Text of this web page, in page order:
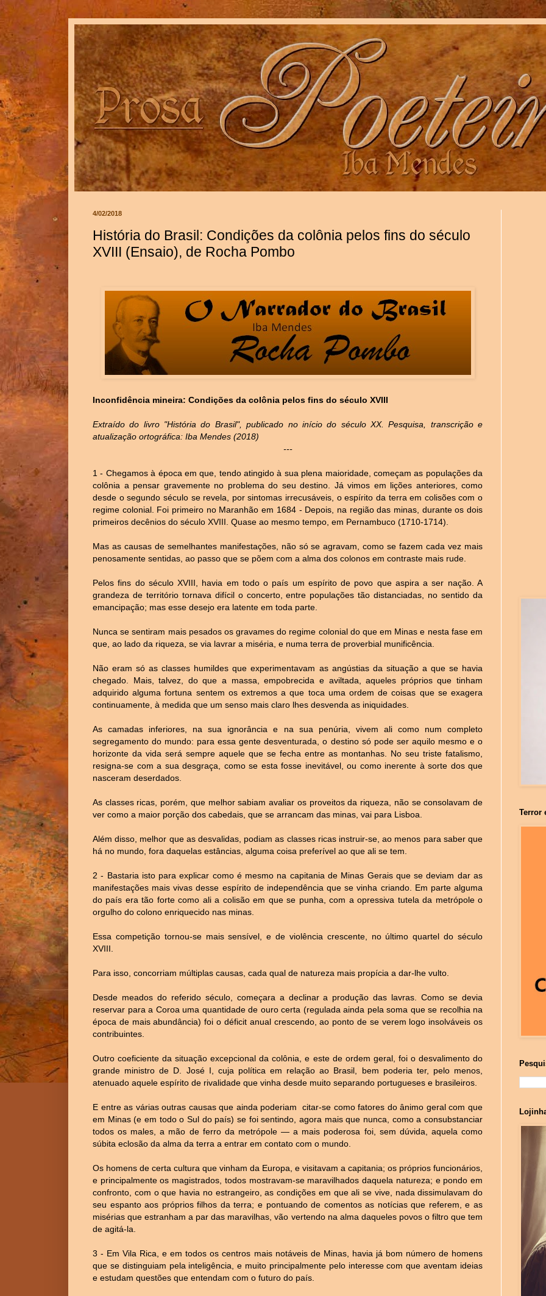
4/02/2018
História do Brasil: Condições da colônia pelos fins do século
XVIII (Ensaio), de Rocha Pombo
Inconfidência mineira: Condições da colônia pelos fins do século XVIII
Extraído do livro "História do Brasil", publicado no início do século XX. Pesquisa, transcrição e
atualização ortográfica: Iba Mendes (2018)
---
1 - Chegamos à época em que, tendo atingido à sua plena maioridade, começam as populações da
colônia a pensar gravemente no problema do seu destino. Já vimos em lições anteriores, como
desde o segundo século se revela, por sintomas irrecusáveis, o espírito da terra em colisões com o
regime colonial. Foi primeiro no Maranhão em 1684 - Depois, na região das minas, durante os dois
primeiros decênios do século XVIII. Quase ao mesmo tempo, em Pernambuco (1710-1714).
Mas as causas de semelhantes manifestações, não só se agravam, como se fazem cada vez mais
penosamente sentidas, ao passo que se põem com a alma dos colonos em contraste mais rude.
Pelos fins do século XVIII, havia em todo o país um espírito de povo que aspira a ser nação. A
grandeza de território tornava difícil o concerto, entre populações tão distanciadas, no sentido da
emancipação; mas esse desejo era latente em toda parte.
Nunca se sentiram mais pesados os gravames do regime colonial do que em Minas e nesta fase em
que, ao lado da riqueza, se via lavrar a miséria, e numa terra de proverbial munificência.
Não eram só as classes humildes que experimentavam as angústias da situação a que se havia
chegado. Mais, talvez, do que a massa, empobrecida e aviltada, aqueles próprios que tinham
adquirido alguma fortuna sentem os extremos a que toca uma ordem de coisas que se exagera
continuamente, à medida que um senso mais claro lhes desvenda as iniquidades.
As camadas inferiores, na sua ignorância e na sua penúria, vivem ali como num completo
segregamento do mundo: para essa gente desventurada, o destino só pode ser aquilo mesmo e o
horizonte da vida será sempre aquele que se fecha entre as montanhas. No seu triste fatalismo,
resigna-se com a sua desgraça, como se esta fosse inevitável, ou como inerente à sorte dos que
nasceram deserdados.
As classes ricas, porém, que melhor sabiam avaliar os proveitos da riqueza, não se consolavam de
ver como a maior porção dos cabedais, que se arrancam das minas, vai para Lisboa.
Além disso, melhor que as desvalidas, podiam as classes ricas instruir-se, ao menos para saber que
há no mundo, fora daquelas estâncias, alguma coisa preferível ao que ali se tem.
2 - Bastaria isto para explicar como é mesmo na capitania de Minas Gerais que se deviam dar as
manifestações mais vivas desse espírito de independência que se vinha criando. Em parte alguma
do país era tão forte como ali a colisão em que se punha, com a opressiva tutela da metrópole o
orgulho do colono enriquecido nas minas.
Essa competição tornou-se mais sensível, e de violência crescente, no último quartel do século
XVIII.
Para isso, concorriam múltiplas causas, cada qual de natureza mais propícia a dar-lhe vulto.
Desde meados do referido século, começara a declinar a produção das lavras. Como se devia
reservar para a Coroa uma quantidade de ouro certa (regulada ainda pela soma que se recolhia na
época de mais abundância) foi o déficit anual crescendo, ao ponto de se verem logo insolváveis os
contribuintes.
Outro coeficiente da situação excepcional da colônia, e este de ordem geral, foi o desvalimento do
grande ministro de D. José I, cuja política em relação ao Brasil, bem poderia ter, pelo menos,
atenuado aquele espírito de rivalidade que vinha desde muito separando portugueses e brasileiros.
E entre as várias outras causas que ainda poderiam citar-se como fatores do ânimo geral com que
em Minas (e em todo o Sul do país) se foi sentindo, agora mais que nunca, como a consubstanciar
todos os males, a mão de ferro da metrópole — a mais poderosa foi, sem dúvida, aquela como
súbita eclosão da alma da terra a entrar em contato com o mundo.
Os homens de certa cultura que vinham da Europa, e visitavam a capitania; os próprios funcionários,
e principalmente os magistrados, todos mostravam-se maravilhados daquela natureza; e pondo em
confronto, com o que havia no estrangeiro, as condições em que ali se vive, nada dissimulavam do
seu espanto aos próprios filhos da terra; e pontuando de comentos as notícias que referem, e as
misérias que estranham a par das maravilhas, vão vertendo na alma daqueles povos o filtro que tem
de agitá-la.
3 - Em Vila Rica, e em todos os centros mais notáveis de Minas, havia já bom número de homens
que se distinguiam pela inteligência, e muito principalmente pelo interesse com que aventam ideias
e estudam questões que entendam com o futuro do país.
Terror